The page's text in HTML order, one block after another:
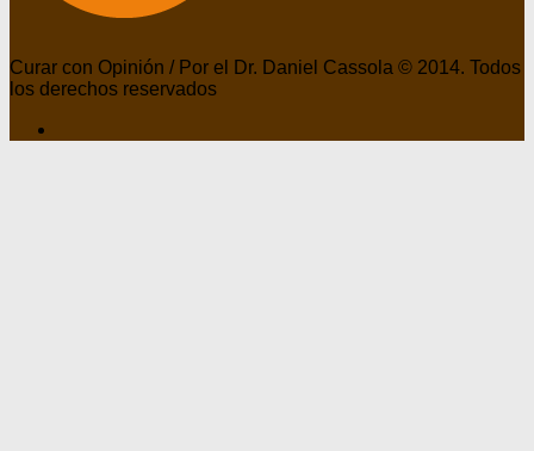
Curar con Opinión / Por el Dr. Daniel Cassola © 2014. Todos
los derechos reservados